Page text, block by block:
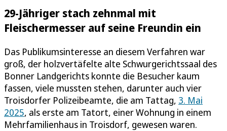
29-Jähriger stach zehnmal mit
Fleischermesser auf seine Freundin ein
Das Publikumsinteresse an diesem Verfahren war
groß, der holzvertäfelte alte Schwurgerichtssaal des
Bonner Landgerichts konnte die Besucher kaum
fassen, viele mussten stehen, darunter auch vier
Troisdorfer Polizeibeamte, die am Tattag, 3. Mai
2025, als erste am Tatort, einer Wohnung in einem
Mehrfamilienhaus in Troisdorf, gewesen waren.